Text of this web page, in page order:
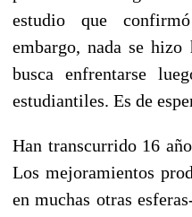
estudio que
embargo, nada se
busca enfrentarse
estudiantiles. Es de
Han transcurrido 16
Los mejoramientos
en muchas otras